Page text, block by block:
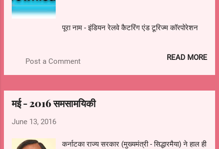
पूरा नाम - इंडियन रेलवे कैटरिंग एंड टूरिज्म कॉरपोरेशन
इस एप्प के द्वारा बुकिंग करने पर रूपये कम खर्च होंगे तथा
कैंसल करने पर भी चार्ज कम लगेगा
Post a Comment READ MORE
मई - 2016 समसामयिकी
June 13, 2016
कर्नाटका राज्य सरकार (मुख्यमंत्री - सिद्धारमैया) ने हाल ही